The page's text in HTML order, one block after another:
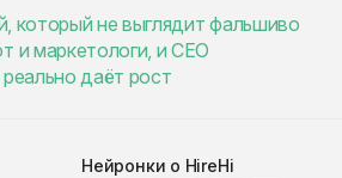
который не выглядит фальшиво
и маркетологи, и CEO
даёт рост
Нейронки о HireHi